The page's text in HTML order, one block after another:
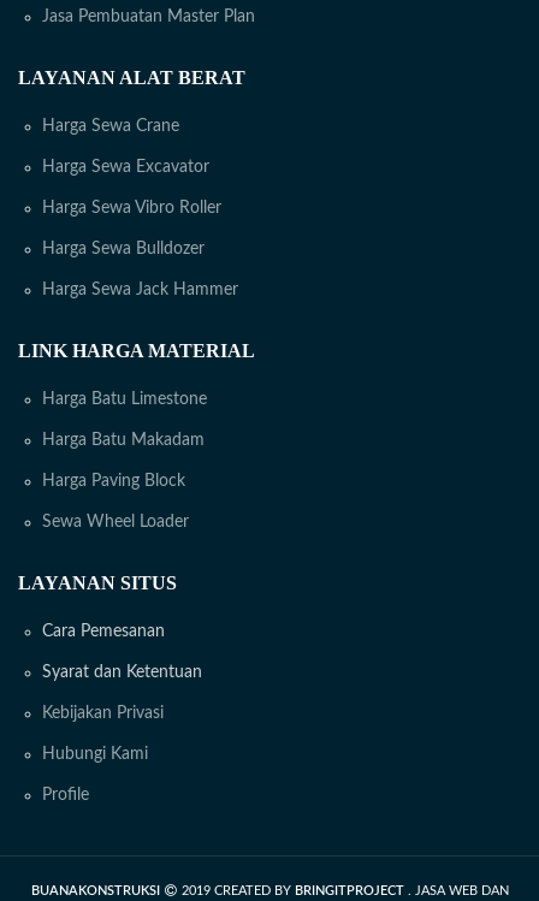
Jasa Pembuatan Master Plan
LAYANAN ALAT BERAT
Harga Sewa Crane
Harga Sewa Excavator
Harga Sewa Vibro Roller
Harga Sewa Bulldozer
Harga Sewa Jack Hammer
LINK HARGA MATERIAL
Harga Batu Limestone
Harga Batu Makadam
Harga Paving Block
Sewa Wheel Loader
LAYANAN SITUS
Cara Pemesanan
Syarat dan Ketentuan
Kebijakan Privasi
Hubungi Kami
Profile
BUANAKONSTRUKSI 2019 CREATED BY BRINGITPROJECT . JASA WEB DAN